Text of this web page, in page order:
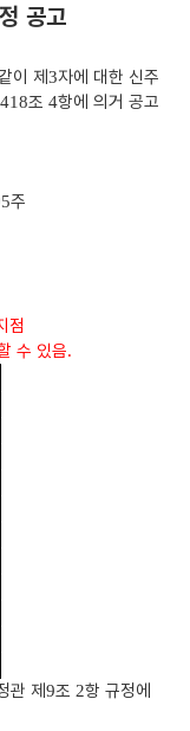
공고
이 제3자에 대한 신주
418조 4항에 의거 공고
주
점
수 있음.
관 제9조 2항 규정에